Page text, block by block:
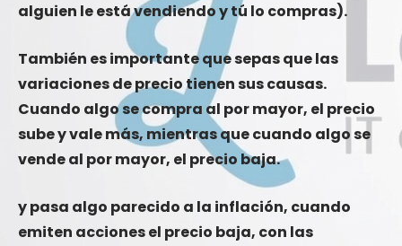
alguien le está vendiendo y tú lo compras).
También es importante que sepas que las
variaciones de precio tienen sus causas.
Cuando algo se compra al por mayor, el precio
sube y vale más, mientras que cuando algo se
vende al por mayor, el precio baja.
y pasa algo parecido a la inflación, cuando
emiten acciones el precio baja, con las